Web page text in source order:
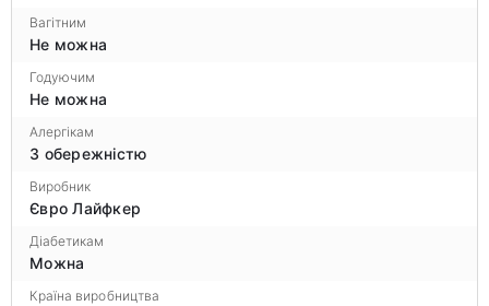
Вагітним
Не можна
Годуючим
Не можна
Алергікам
З обережністю
Виробник
Євро Лайфкер
Діабетикам
Можна
Країна виробництва